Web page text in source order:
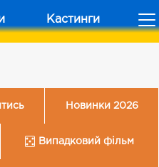
Кастинги
Новинки 2026
Випадковий фільм